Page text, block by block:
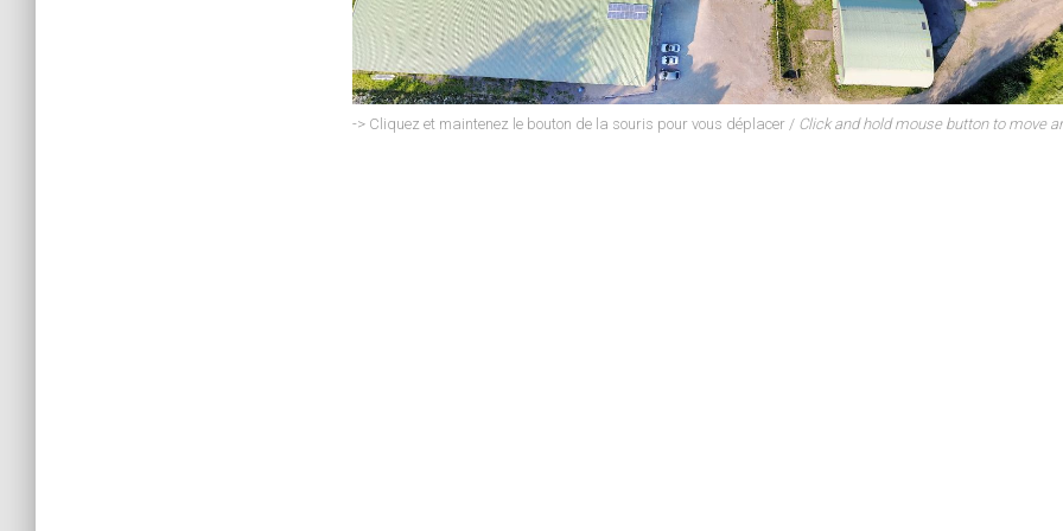
-> Cliquez et maintenez le bouton de la souris pour vous déplacer / Click and hold mouse button to move